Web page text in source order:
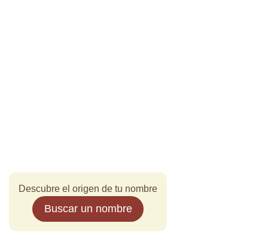
Descubre el origen de tu nombre
Buscar un nombre